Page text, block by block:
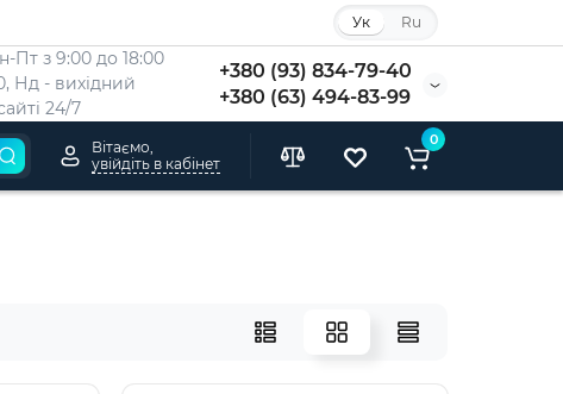
Ук Ru
Пт з 9:00 до 18:00
Нд - вихідний
24/7
+380 (93) 834-79-40
+380 (63) 494-83-99
Вітаємо,
увійдіть в кабінет
0